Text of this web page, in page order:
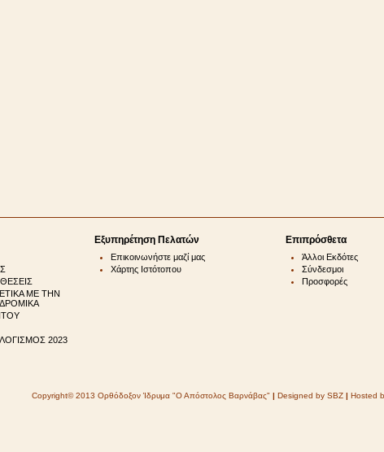
ΜΕ ΤΗΝ
2023
Εξυπηρέτηση Πελατών
Επικοινωνήστε μαζί μας
Χάρτης Ιστότοπου
Επιπρόσθετα
Άλλοι Εκδότες
Σύνδεσμοι
Προσφορές
Copyright© 2013 Ορθόδοξον Ίδρυμα "Ο Απόστολος Βαρνάβας" | Designed by SBZ | Hosted